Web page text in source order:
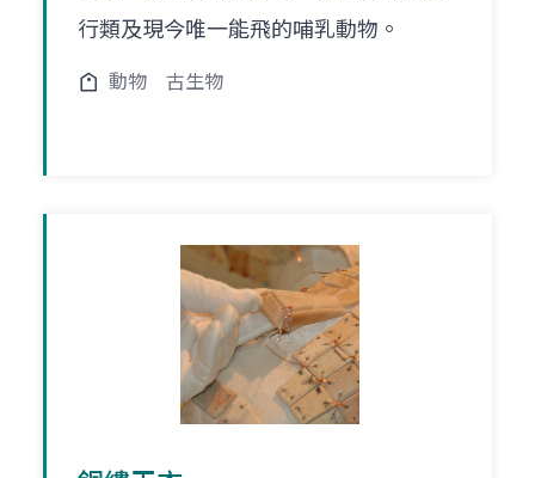
行類及現今唯一能飛的哺乳動物。
動物 古生物